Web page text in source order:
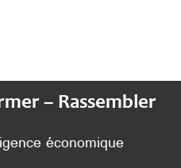
– Rassembler
économique